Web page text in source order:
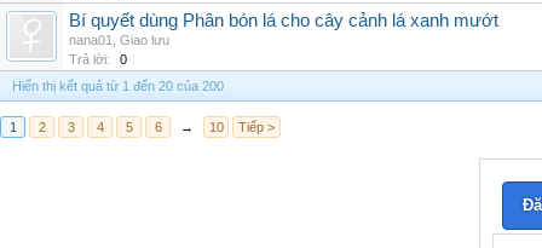
Bí quyết dùng Phân bón lá cho cây cảnh lá xanh mướt
nana01
Giao lưu
Trả lời:
0
Hiển thị kết quả từ 1 đến 20 của 200
1 2 3 4 5 6 → 10 Tiếp >